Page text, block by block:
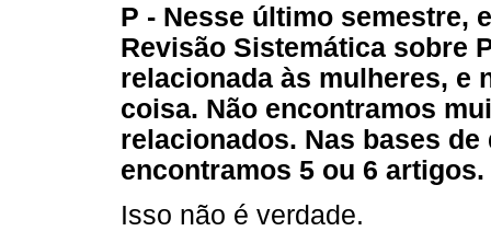
P - Nesse último semestre,
Revisão Sistemática sobre
relacionada às mulheres, e
coisa. Não encontramos
relacionados. Nas bases
encontramos 5 ou 6 artigos.
Isso não é verdade.